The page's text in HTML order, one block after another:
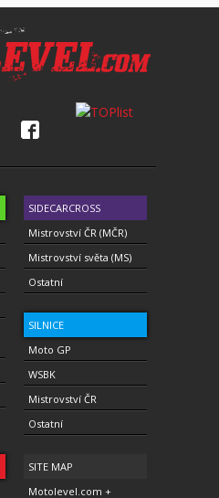
SIDECARCROSS
Mistrovství ČR (MČR)
Mistrovství světa (MS)
Ostatní
SILNICE
Moto GP
WSBK
Mistrovství ČR
Ostatní
SITE MAP
Motolevel.com +